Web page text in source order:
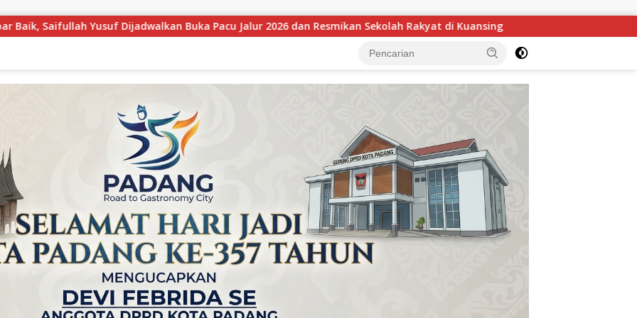
Pacu Jalur 2026 dan Resmikan Sekolah Rakyat di Kuansing GOW Kuansing Gelar Aksi Donor Darah, Wujud